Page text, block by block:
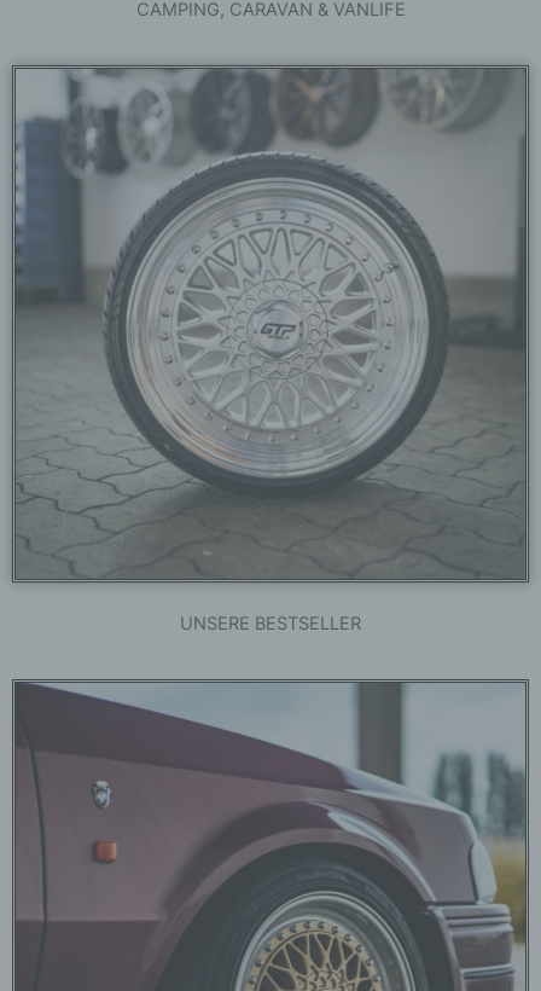
CAMPING, CARAVAN & VANLIFE
UNSERE BESTSELLER